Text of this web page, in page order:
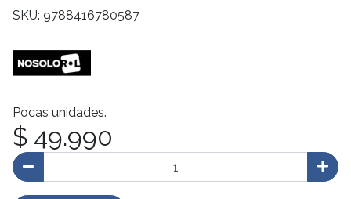
SKU: 9788416780587
Pocas unidades.
$ 49.990